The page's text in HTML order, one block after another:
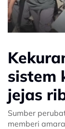
sistem
jejas
Sumber
memberi